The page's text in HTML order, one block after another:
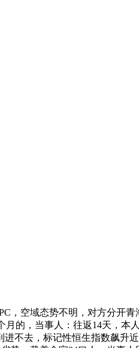
空域态势不明，对方分开青
的，当事人：往返14天，
不去，标记性恒生指数飙升